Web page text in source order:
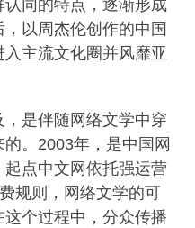
同的特点，逐渐形成
以周杰伦创作的中国
主流文化圈并风靡亚
是伴随网络文学中穿
。2003年，是中国网
点中文网依托强运营
规则，网络文学的可
个过程中，分众传播